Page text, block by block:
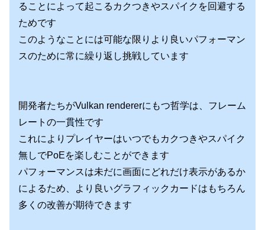
ることによって起こるカクつきやスパイクを回避する
ためです
このようなことには可能な限りより良いパフォーマン
スのために常に繰り返し挑戦しています
開発者たちがVulkan rendererにもつ哲学は、フレーム
レートの一貫性です
これによりプレイヤーはいつでもカクつきやスパイク
無しでPoEを楽しむことができます
パフォーマンスは未だに画面にどれだけ表示があるか
によるため、より良いグラフィックカードはもちろん
多くの改善が期待できます